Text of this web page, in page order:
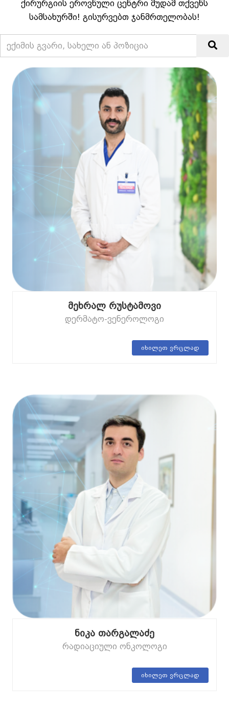
ქირურგიის ეროვნული ცენტრი მუდამ თქვენს
სამსახურში! გისურვებთ ჯანმრთელობას!
მეხრალ რუსტამოვი
დერმატო-ვენეროლოგი
იხილეთ ვრცლად
ნიკა თარგალაძე
რადიაციული ონკოლოგი
იხილეთ ვრცლად